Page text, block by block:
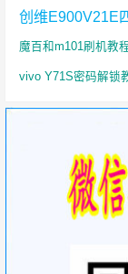
创维E900V21E
魔百和m101刷机教
vivo Y71S密码解锁